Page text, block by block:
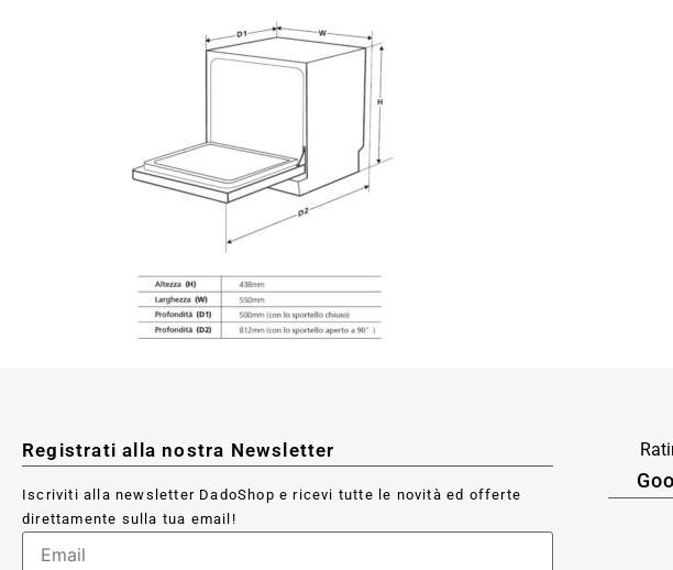
Registrati alla nostra Newsletter
Iscriviti alla newsletter DadoShop e ricevi tutte le novità ed offerte
direttamente sulla tua email!